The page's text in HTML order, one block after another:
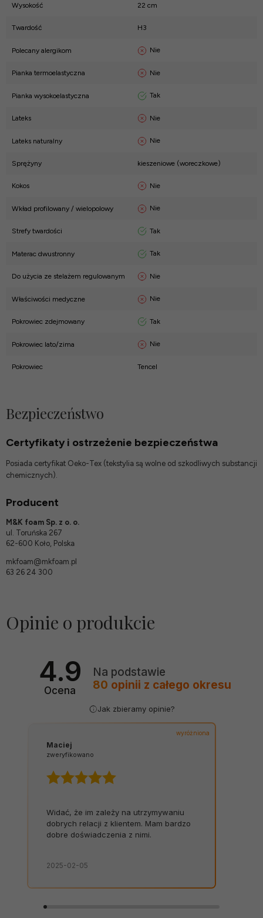
Wysokość 22 cm
Twardość H3
Polecany alergikom Nie
Pianka termoelastyczna Nie
Pianka wysokoelastyczna Tak
Lateks Nie
Lateks naturalny Nie
Sprężyny kieszeniowe (woreczkowe)
Kokos Nie
Wkład profilowany / wielopolowy Nie
Strefy twardości Tak
Materac dwustronny Tak
Do użycia ze stelażem regulowanym Nie
Właściwości medyczne Nie
Pokrowiec zdejmowany Tak
Pokrowiec lato/zima Nie
Pokrowiec Tencel
Bezpieczeństwo
Certyfikaty i ostrzeżenie bezpieczeństwa
Posiada certyfikat Oeko-Tex (tekstylia są wolne od szkodliwych substancji
chemicznych).
Producent
M&K foam Sp. z o. o.
ul. Toruńska 267
62-600 Koło, Polska
mkfoam@mkfoam.pl
63 26 24 300
Opinie o produkcie
4.9
Ocena
Na podstawie
80 opinii z całego okresu
Jak zbieramy opinie?
wyróżniona
Maciej
zweryfikowano
Widać, że im zależy na utrzymywaniu
dobrych relacji z klientem. Mam bardzo
dobre doświadczenia z nimi.
2025-02-05